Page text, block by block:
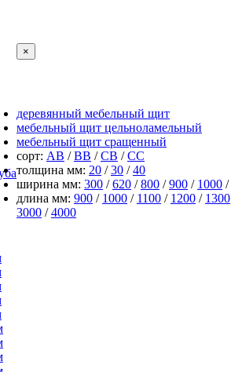
Close
product
×
деревянный мебельный щит
мебельный щит цельноламельный
мебельный щит сращенный
сорт: АВ /ВВ /СВ /СС
толщина мм: 20 /30 /40
ширина мм: 300 /620 /800 /900 / 1000 /
длина мм: 900 / 1000 / 1100 / 1200 / 1300
3000 /4000